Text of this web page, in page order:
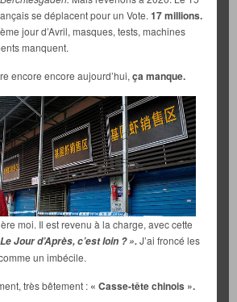
se déplacent pour un Vote. 17 millions.
jour d’Avril, masques, tests, machines
manquent.
encore encore aujourd’hui, ça manque.
moi. Il est revenu à la charge, avec cette
Jour d’Après, c’est loin ? ».J’ai froncé les
un imbécile.
très bêtement : « Casse-tête chinois ».